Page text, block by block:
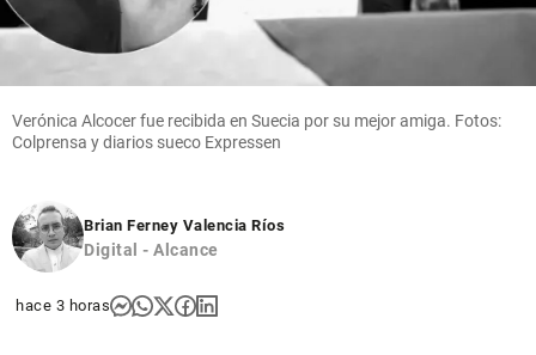
Verónica Alcocer fue recibida en Suecia por su mejor amiga. Fotos:
Colprensa y diarios sueco Expressen
Brian Ferney Valencia Ríos
Digital - Alcance
hace 3 horas